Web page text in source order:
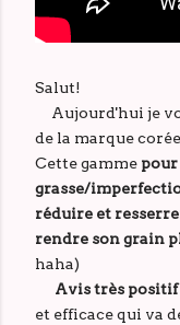
Salut!
Aujourd'hui je
de la marque
Cette gamme pour
grasse/
réduire et
rendre son grain
haha)
Avis très positif
et efficace qui va